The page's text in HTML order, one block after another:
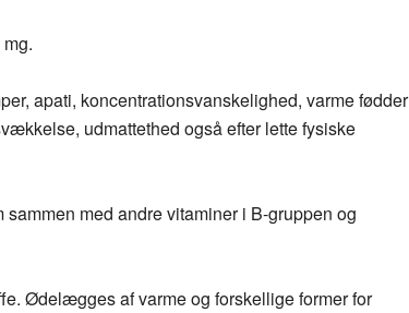
apati, koncentrationsvanskelighed, varme fødder
udmattethed også efter lette fysiske
sammen med andre vitaminer i B-gruppen og
Ødelægges af varme og forskellige former for